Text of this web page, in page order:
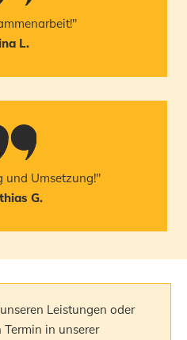
L.
und Umsetzung!"
G.
Leistungen oder
in unserer